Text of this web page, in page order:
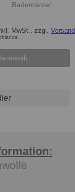
Bademäntel
MwSt., zzgl. Versand